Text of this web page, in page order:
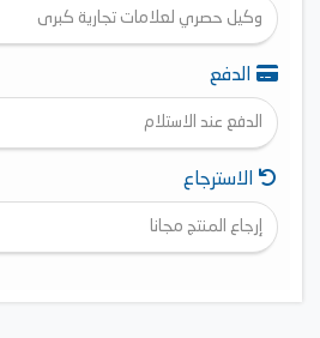
وكيل حصري لعلامات تجارية كبرى
الدفع
الدفع عند الاستلام
الاسترجاع
إرجاع المنتج مجانا